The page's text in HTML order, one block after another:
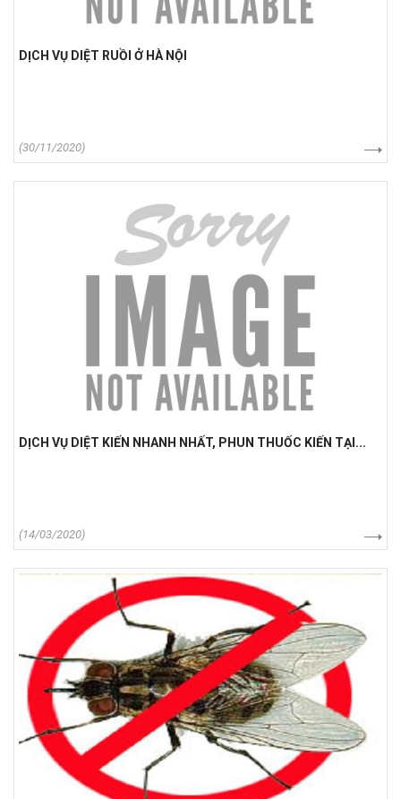
DỊCH VỤ DIỆT RUỒI Ở HÀ NỘI
(30/11/2020)
DỊCH VỤ DIỆT KIẾN NHANH NHẤT, PHUN THUỐC KIẾN TẠI...
(14/03/2020)